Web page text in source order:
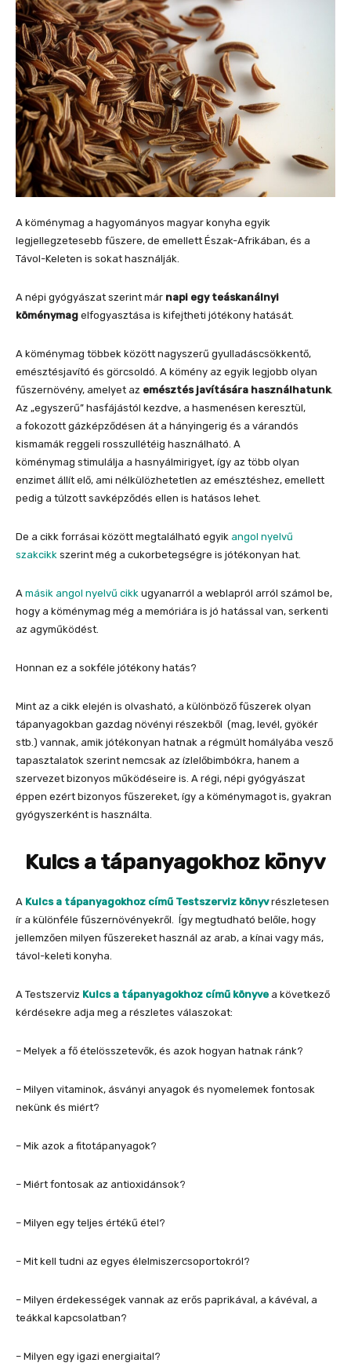
A köménymag a hagyományos magyar konyha egyik
legjellegzetesebb fűszere, de emellett Észak-Afrikában, és a
Távol-Keleten is sokat használják.
A népi gyógyászat szerint már napi egy teáskanálnyi
köménymag elfogyasztása is kifejtheti jótékony hatását.
A köménymag többek között nagyszerű gyulladáscsökkentő,
emésztésjavító és görcsoldó. A kömény az egyik legjobb olyan
fűszernövény, amelyet az emésztés javítására használhatunk.
Az „egyszerű” hasfájástól kezdve, a hasmenésen keresztül,
a fokozott gázképződésen át a hányingerig és a várandós
kismamák reggeli rosszullétéig használható. A
köménymag stimulálja a hasnyálmirigyet, így az több olyan
enzimet állít elő, ami nélkülözhetetlen az emésztéshez, emellett
pedig a túlzott savképződés ellen is hatásos lehet.
De a cikk forrásai között megtalálható egyik angol nyelvű
szakcikk szerint még a cukorbetegségre is jótékonyan hat.
A másik angol nyelvű cikk ugyanarról a weblapról arról számol be,
hogy a köménymag még a memóriára is jó hatással van, serkenti
az agyműködést.
Honnan ez a sokféle jótékony hatás?
Mint az a cikk elején is olvasható, a különböző fűszerek olyan
tápanyagokban gazdag növényi részekből (mag, levél, gyökér
stb.) vannak, amik jótékonyan hatnak a régmúlt homályába vesző
tapasztalatok szerint nemcsak az ízlelőbimbókra, hanem a
szervezet bizonyos működéseire is. A régi, népi gyógyászat
éppen ezért bizonyos fűszereket, így a köménymagot is, gyakran
gyógyszerként is használta.
Kulcs a tápanyagokhoz könyv
A Kulcs a tápanyagokhoz című Testszerviz könyvrészletesen
ír a különféle fűszernövényekről. Így megtudható belőle, hogy
jellemzően milyen fűszereket használ az arab, a kínai vagy más,
távol-keleti konyha.
A Testszerviz Kulcs a tápanyagokhoz című könyve a következő
kérdésekre adja meg a részletes válaszokat:
– Melyek a fő ételösszetevők, és azok hogyan hatnak ránk?
– Milyen vitaminok, ásványi anyagok és nyomelemek fontosak
nekünk és miért?
– Mik azok a fitotápanyagok?
– Miért fontosak az antioxidánsok?
– Milyen egy teljes értékű étel?
– Mit kell tudni az egyes élelmiszercsoportokról?
– Milyen érdekességek vannak az erős paprikával, a kávéval, a
teákkal kapcsolatban?
– Milyen egy igazi energiaital?